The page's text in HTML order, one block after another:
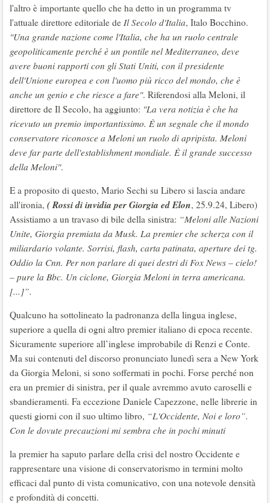
l'altro è importante quello che ha detto in un programma tv
l'attuale direttore editoriale de Il Secolo d'Italia, Italo Bocchino.
"Una grande nazione come l'Italia, che ha un ruolo centrale
geopoliticamente perché è un pontile nel Mediterraneo, deve
avere buoni rapporti con gli Stati Uniti, con il presidente
dell'Unione europea e con l'uomo più ricco del mondo, che è
anche un genio e che riesce a fare". Riferendosi alla Meloni, il
direttore de Il Secolo, ha aggiunto: "La vera notizia è che ha
ricevuto un premio importantissimo. È un segnale che il mondo
conservatore riconosce a Meloni un ruolo di apripista. Meloni
deve far parte dell'establishment mondiale. È il grande successo
della Meloni".
E a proposito di questo, Mario Sechi su Libero si lascia andare
all'ironia, ( Rossi di invidia per Giorgia ed Elon, 25.9.24, Libero)
Assistiamo a un travaso di bile della sinistra: “Meloni alle Nazioni
Unite, Giorgia premiata da Musk. La premier che scherza con il
miliardario volante. Sorrisi, flash, carta patinata, aperture dei tg.
Oddio la Cnn. Per non parlare di quei destri di Fox News – cielo!
– pure la Bbc. Un ciclone, Giorgia Meloni in terra americana.
[...]”.
Qualcuno ha sottolineato la padronanza della lingua inglese,
superiore a quella di ogni altro premier italiano di epoca recente.
Sicuramente superiore all’inglese improbabile di Renzi e Conte.
Ma sui contenuti del discorso pronunciato lunedì sera a New York
da Giorgia Meloni, si sono soffermati in pochi. Forse perché non
era un premier di sinistra, per il quale avremmo avuto caroselli e
sbandieramenti. Fa eccezione Daniele Capezzone, nelle librerie in
questi giorni con il suo ultimo libro, “L'Occidente, Noi e loro”.
Con le dovute precauzioni mi sembra che in pochi minuti
la premier ha saputo parlare della crisi del nostro Occidente e
rappresentare una visione di conservatorismo in termini molto
efficaci dal punto di vista comunicativo, con una notevole densità
e profondità di concetti.